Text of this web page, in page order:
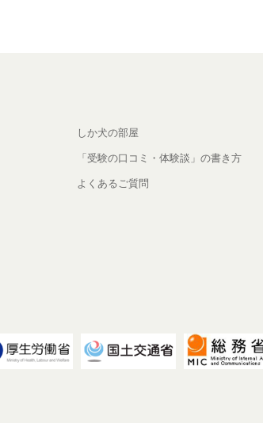
しか犬の部屋
「受験の口コミ・体験談」の書き方
よくあるご質問